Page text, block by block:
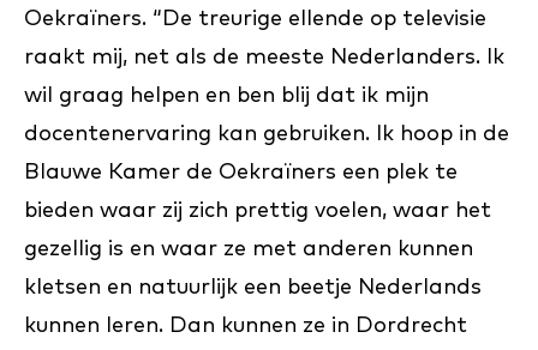
Oekraïners. “De treurige ellende op televisie
raakt mij, net als de meeste Nederlanders. Ik
wil graag helpen en ben blij dat ik mijn
docentenervaring kan gebruiken. Ik hoop in de
Blauwe Kamer de Oekraïners een plek te
bieden waar zij zich prettig voelen, waar het
gezellig is en waar ze met anderen kunnen
kletsen en natuurlijk een beetje Nederlands
kunnen leren. Dan kunnen ze in Dordrecht